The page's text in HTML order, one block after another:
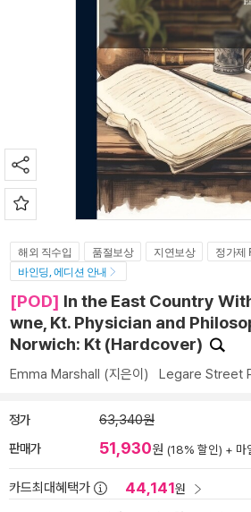
해외 직수입 품절보상 지연보상 정가제
바인딩, 에디션 안내
[POD] In the East Country
wne, Kt. Physician and
Norwich: Kt (Hardcover)
Emma Marshall (지은이) Legare Street
정가 63,340원
판매가 51,930원 (18% 할인) + 마
카드최대혜택가 44,141원